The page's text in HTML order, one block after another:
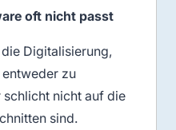
oft nicht passt
Digitalisierung,
zu
nicht auf die
sind.